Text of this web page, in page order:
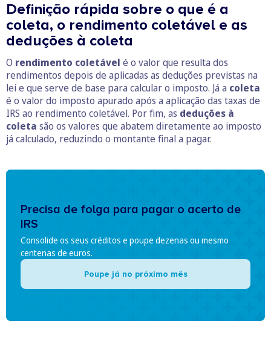
Definição rápida sobre o que é a
coleta, o rendimento coletável e as
deduções à coleta
O rendimento coletável é o valor que resulta dos
rendimentos depois de aplicadas as deduções previstas na
lei e que serve de base para calcular o imposto. Já a coleta
é o valor do imposto apurado após a aplicação das taxas de
IRS ao rendimento coletável. Por fim, as deduções à
coleta são os valores que abatem diretamente ao imposto
já calculado, reduzindo o montante final a pagar.
Precisa de folga para pagar o acerto de
IRS
Consolide os seus créditos e poupe dezenas ou mesmo
centenas de euros.
Poupe já no próximo mês